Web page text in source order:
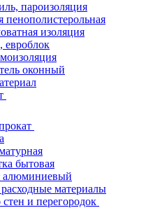
пароизоляция
пенополистерольная
изоляция
евроблок
оконный
бытовая
алюминиевый
материалы
и перегородок